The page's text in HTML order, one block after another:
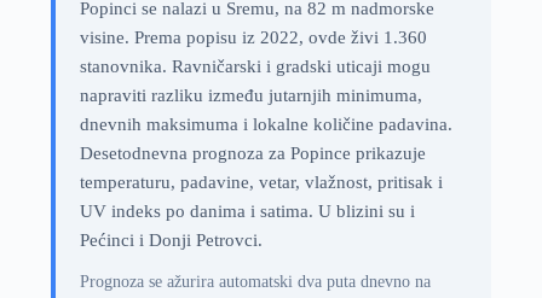
Popinci se nalazi u Sremu, na 82 m nadmorske
visine. Prema popisu iz 2022, ovde živi 1.360
stanovnika. Ravničarski i gradski uticaji mogu
napraviti razliku između jutarnjih minimuma,
dnevnih maksimuma i lokalne količine padavina.
Desetodnevna prognoza za Popince prikazuje
temperaturu, padavine, vetar, vlažnost, pritisak i
UV indeks po danima i satima. U blizini su i
Pećinci i Donji Petrovci.
Prognoza se ažurira automatski dva puta dnevno na